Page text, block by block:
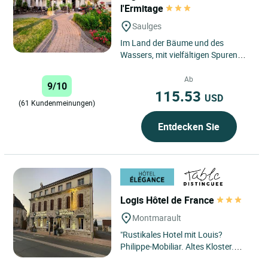
l'Ermitage
Saulges
Im Land der Bäume und des
Wassers, mit vielfältigen Spuren
Urgeschichte. Gasthaus im
Landstil, ganz...
9/10
(61 Kundenmeinungen)
Ab
115.53 USD
Entdecken Sie
Logis Hôtel de France
Montmarault
"Rustikales Hotel mit Louis?
Philippe-Mobiliar. Altes Kloster.